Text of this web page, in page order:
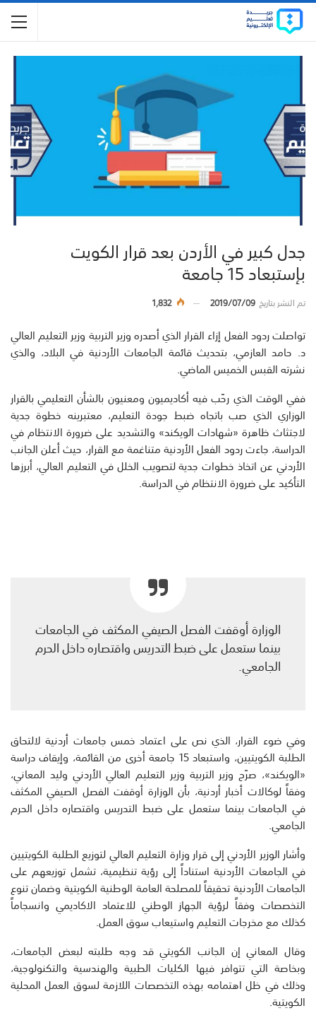
جدل كبير في الأردن بعد قرار الكويت
بإستبعاد 15 جامعة
تم النشر بتاريخ2019/07/09
1,832
تواصلت ردود الفعل إزاء القرار الذي أصدره وزير التربية وزير التعليم العالي
د. حامد العازمي، بتحديث قائمة الجامعات الأردنية في البلاد، والذي
نشرته القبس الخميس الماضي.
ففي الوقت الذي رحّب فيه أكاديميون ومعنيون بالشأن التعليمي بالقرار
الوزاري الذي صب باتجاه ضبط جودة التعليم، معتبرينه خطوة جدية
لاجتثاث ظاهرة «شهادات الويكند» والتشديد على ضرورة الانتظام في
الدراسة، جاءت ردود الفعل الأردنية متناغمة مع القرار، حيث أعلن الجانب
الأردني عن اتخاذ خطوات جدية لتصويب الخلل في التعليم العالي، أبرزها
التأكيد على ضرورة الانتظام في الدراسة.
الوزارة أوقفت الفصل الصيفي المكثف في الجامعات
بينما ستعمل على ضبط التدريس واقتصاره داخل الحرم
الجامعي.
وفي ضوء القرار، الذي نص على اعتماد خمس جامعات أردنية لالتحاق
الطلبة الكويتيين، واستبعاد 15 جامعة أخرى من القائمة، وإيقاف دراسة
«الويكند»، صرّح وزير التربية وزير التعليم العالي الأردني وليد المعاني،
وفقاً لوكالات أخبار أردنية، بأن الوزارة أوقفت الفصل الصيفي المكثف
في الجامعات بينما ستعمل على ضبط التدريس واقتصاره داخل الحرم
الجامعي.
وأشار الوزير الأردني إلى قرار وزارة التعليم العالي لتوزيع الطلبة الكويتيين
في الجامعات الأردنية استناداً إلى رؤية تنظيمية، تشمل توزيعهم على
الجامعات الأردنية تحقيقاً للمصلحة العامة الوطنية الكويتية وضمان تنوع
التخصصات وفقاً لرؤية الجهاز الوطني للاعتماد الاكاديمي وانسجاماً
كذلك مع مخرجات التعليم واستيعاب سوق العمل.
وقال المعاني إن الجانب الكويتي قد وجه طلبته لبعض الجامعات،
وبخاصة التي تتوافر فيها الكليات الطبية والهندسية والتكنولوجية،
وذلك في ظل اهتمامه بهذه التخصصات اللازمة لسوق العمل المحلية
الكويتية.